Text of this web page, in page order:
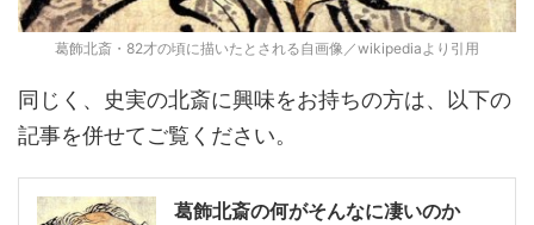
葛飾北斎・82才の頃に描いたとされる自画像／wikipediaより引用
同じく、史実の北斎に興味をお持ちの方は、以下の
記事を併せてご覧ください。
葛飾北斎の何がそんなに凄いのか